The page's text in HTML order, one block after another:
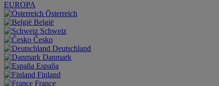
EUROPA
Österreich
België
Schweiz
Česko
Deutschland
Danmark
España
Finland
France